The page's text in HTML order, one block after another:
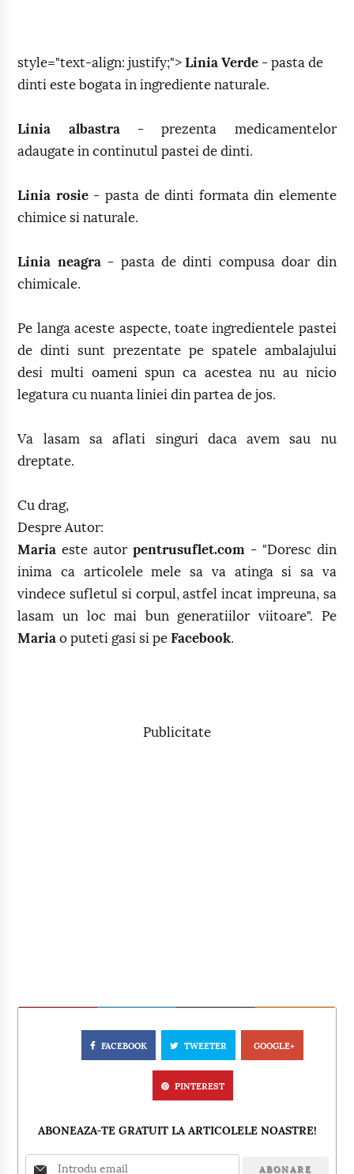
style="text-align: justify;">Linia Verde - pasta de
dinti este bogata in ingrediente naturale.
Linia albastra - prezenta medicamentelor
adaugate in continutul pastei de dinti.
Linia rosie- pasta de dinti formata din elemente
chimice si naturale.
Linia neagra - pasta de dinti compusa doar din
chimicale.
Pe langa aceste aspecte, toate ingredientele pastei
de dinti sunt prezentate pe spatele ambalajului
desi multi oameni spun ca acestea nu au nicio
legatura cu nuanta liniei din partea de jos.
Va lasam sa aflati singuri daca avem sau nu
dreptate.
Cu drag,
Despre Autor:
Maria este autor pentrusuflet.com - "Doresc din
inima ca articolele mele sa va atinga si sa va
vindece sufletul si corpul, astfel incat impreuna, sa
lasam un loc mai bun generatiilor viitoare". Pe
Maria o puteti gasi si peFacebook.
Publicitate
FACEBOOK TWEETER GOOGLE+
PINTEREST
ABONEAZA-TE GRATUIT LA ARTICOLELE NOASTRE!